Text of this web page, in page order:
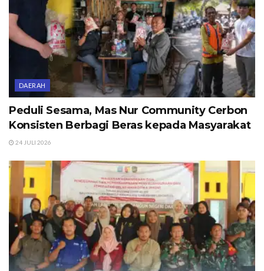
DAERAH
Peduli Sesama, Mas Nur Community Cerbon
Konsisten Berbagi Beras kepada Masyarakat
24 JULI 2026